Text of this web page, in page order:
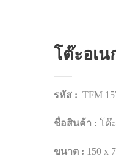
โต๊ะอเน
รหัส : TFM
ชื่อสินค้า : โต๊
ขนาด : 150 x